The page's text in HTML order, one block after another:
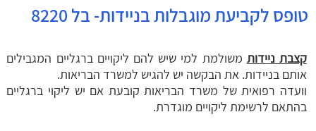
טופס לקביעת מוגבלות בניידות- בל 8220
קצבת ניידות משולמת למי שיש להם ליקויים ברגליים המגבילים
אותם בניידות. את הבקשה יש להגיש למשרד הבריאות.
וועדה רפואית של משרד הבריאות קובעת אם יש ליקוי ברגליים
בהתאם לרשימת ליקויים מוגדרת.